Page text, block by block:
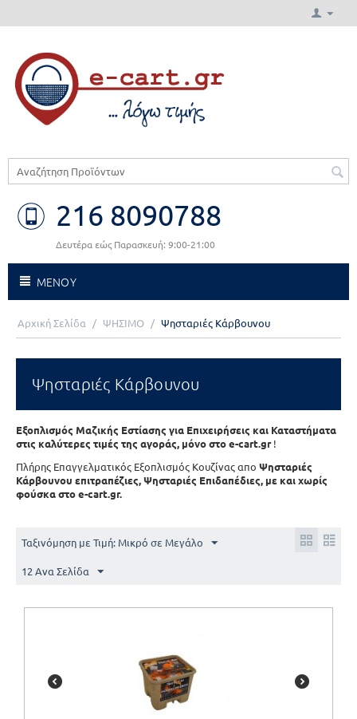
216 8090788
Δευτέρα εώς Παρασκευή: 9:00-21:00
ΜΕΝΟΥ
Αρχική Σελίδα / ΨΗΣΙΜΟ / Ψησταριές Κάρβουνου
Ψησταριές Κάρβουνου
Εξοπλισμός Μαζικής Εστίασης για Επιχειρήσεις και Καταστήματα
στις καλύτερες τιμές της αγοράς, μόνο στο e-cart.gr!
Πλήρης Επαγγελματικός Εξοπλισμός Κουζίνας απο Ψησταριές
Κάρβουνου επιτραπέζιες, Ψησταριές Επιδαπέδιες, με και χωρίς
φούσκα στο e-cart.gr.
Ταξινόμηση με Τιμή: Μικρό σε Μεγάλο
12 Ανα Σελίδα